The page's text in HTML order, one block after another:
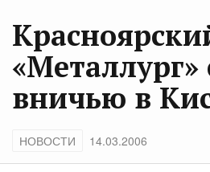
«Металлург»
вничью в
НОВОСТИ 14.03.2006